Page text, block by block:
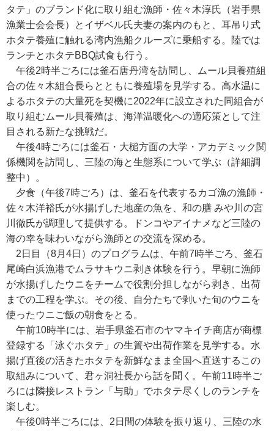
タテ」のブランド化に取り組む漁師・佐々木淳氏（岩手県
漁業士会会長）とイザベル氏夫妻の案内のもと、耳吊り式
ホタテ養殖に触れる湾内漁船クルーズに乗船する。陸では
ランチとホタテBBQ試食も行う。
午後2時半ごろには釜石唐丹湾を訪問し、ムール貝養殖組
合の佐々木組合長らとともに養殖場を見学する。高水温に
よるホタテの大量死を契機に2022年に設立された同組合が
取り組むムール貝養殖は、海洋温暖化への適応策として注
目される新たな挑戦だ。
午後4時ごろには釜石・大槌方面の大学・アカデミック関
係機関を訪問し、三陸の海と生態系について学ぶ（詳細調
整中）。
夕食（午後7時ごろ）は、釜石を代表するカゴ漁の漁師・
佐々木洋裕氏が水揚げした地産の魚を、和の膳 みや川の宮
川徹氏が調理して提供する。ドンコやアイナメなど三陸の
海の幸を味わいながら漁師との交流を深める。
2日目（8月4日）のプログラムは、午前7時半ごろ、釜石
尾崎白浜漁港でムラサキウニ剥き体験を行う。早朝に漁師
が水揚げしたウニをチームで役割分担しながら剥き、出荷
までの工程を学ぶ。その後、自分たちで剥いた旬のウニを
使ったウニご飯の朝食をとる。
午前10時半には、岩手県釜石市のヤマキイチ商店が商標
登録する「泳ぐホタテ」の生簀や出荷作業を見学する。水
揚げ直後の活きたホタテを新鮮なまま全国へ直送するこの
取組みについて、君ヶ洞社長から話を聞く。午前11時半ご
ろには隣接レストラン「与助」でホタテ尽くしのランチを
楽しむ。
午後0時半ごろには、2日間の体験を振り返り、三陸の水